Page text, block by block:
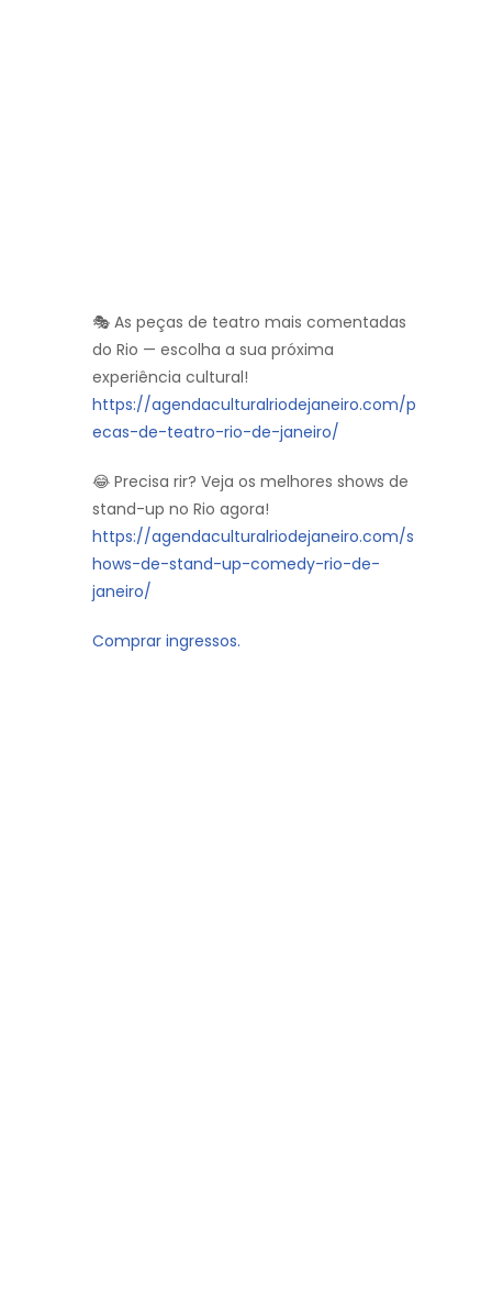
🎭 As peças de teatro mais comentadas
do Rio — escolha a sua próxima
experiência cultural!
https://agendaculturalriodejaneiro.com/p
ecas-de-teatro-rio-de-janeiro/
😂 Precisa rir? Veja os melhores shows de
stand-up no Rio agora!
https://agendaculturalriodejaneiro.com/s
hows-de-stand-up-comedy-rio-de-
janeiro/
Comprar ingressos.